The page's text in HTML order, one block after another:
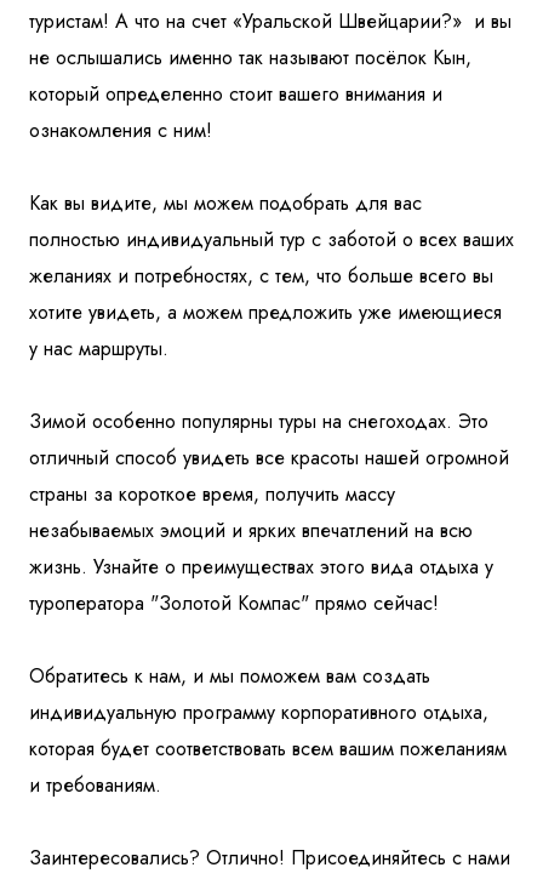
туристам! А что на счет «Уральской Швейцарии?» и вы
не ослышались именно так называют посёлок Кын,
который определенно стоит вашего внимания и
ознакомления с ним!
Как вы видите, мы можем подобрать для вас
полностью индивидуальный тур с заботой о всех ваших
желаниях и потребностях, с тем, что больше всего вы
хотите увидеть, а можем предложить уже имеющиеся
у нас маршруты.
Зимой особенно популярны туры на снегоходах. Это
отличный способ увидеть все красоты нашей огромной
страны за короткое время, получить массу
незабываемых эмоций и ярких впечатлений на всю
жизнь. Узнайте о преимуществах этого вида отдыха у
туроператора "Золотой Компас" прямо сейчас!
Обратитесь к нам, и мы поможем вам создать
индивидуальную программу корпоративного отдыха,
которая будет соответствовать всем вашим пожеланиям
и требованиям.
Заинтересовались? Отлично! Присоединяйтесь с нами